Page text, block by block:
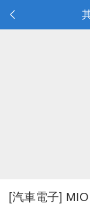
[汽車電子]